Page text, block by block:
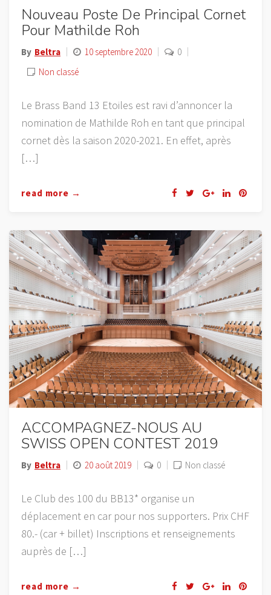
Nouveau Poste De Principal Cornet
Pour Mathilde Roh
By Beltra 10 septembre 2020
0
Non classé
Le Brass Band 13 Etoiles est ravi d’annoncer la
nomination de Mathilde Roh en tant que principal
cornet dès la saison 2020-2021. En effet, après
[…]
read more →
ACCOMPAGNEZ-NOUS AU
SWISS OPEN CONTEST 2019
By Beltra 20 août 2019 0 Non classé
Le Club des 100 du BB13* organise un
déplacement en car pour nos supporters. Prix CHF
80.- (car + billet) Inscriptions et renseignements
auprès de […]
read more →